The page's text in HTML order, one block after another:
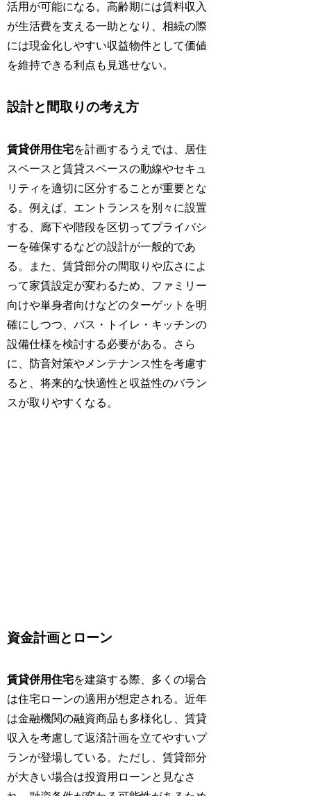
活用が可能になる。高齢期には賃料収入
が生活費を支える一助となり、相続の際
には現金化しやすい収益物件として価値
を維持できる利点も見逃せない。
設計と間取りの考え方
賃貸併用住宅を計画するうえでは、居住
スペースと賃貸スペースの動線やセキュ
リティを適切に区分することが重要とな
る。例えば、エントランスを別々に設置
する、廊下や階段を区切ってプライバシ
ーを確保するなどの設計が一般的であ
る。また、賃貸部分の間取りや広さによ
って家賃設定が変わるため、ファミリー
向けや単身者向けなどのターゲットを明
確にしつつ、バス・トイレ・キッチンの
設備仕様を検討する必要がある。さら
に、防音対策やメンテナンス性を考慮す
ると、将来的な快適性と収益性のバラン
スが取りやすくなる。
資金計画とローン
賃貸併用住宅を建築する際、多くの場合
は住宅ローンの適用が想定される。近年
は金融機関の融資商品も多様化し、賃貸
収入を考慮して返済計画を立てやすいプ
ランが登場している。ただし、賃貸部分
が大きい場合は投資用ローンと見なさ